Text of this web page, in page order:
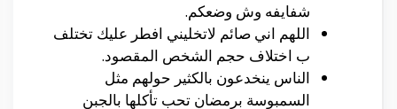
شفايفه وش وضعكم.
اللهم اني صائم لاتخليني افطر عليك تختلف
ب اختلاف حجم الشخص المقصود.
الناس ينخدعون بالكثير حولهم مثل
السمبوسة برمضان تحب تأكلها بالجبن